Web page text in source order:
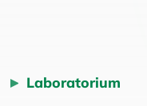
Laboratorium